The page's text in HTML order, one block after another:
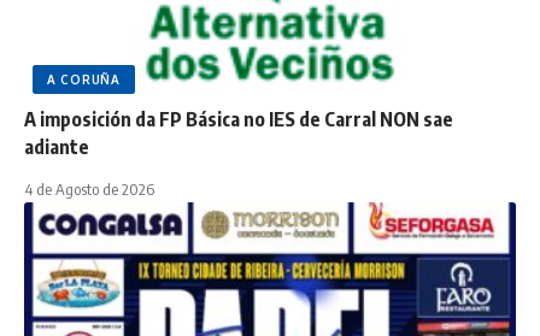
A CORUÑA
A imposición da FP Básica no IES de Carral NON sae
adiante
4 de Agosto de 2026